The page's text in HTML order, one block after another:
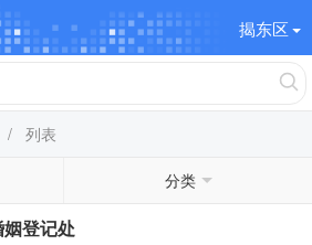
揭东区
/ 列表
分类
登记处